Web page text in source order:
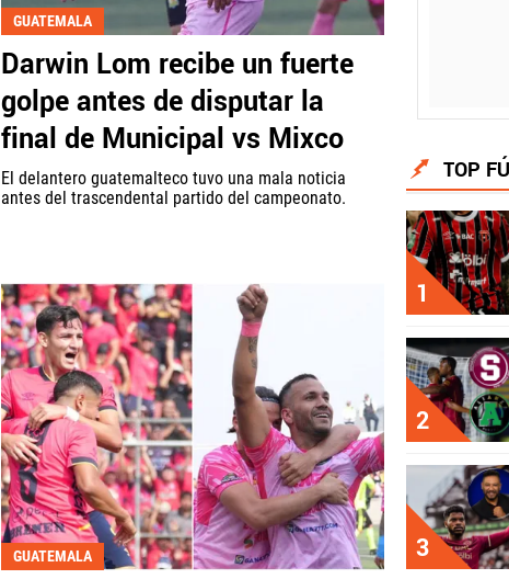
GUATEMALA
Darwin Lom recibe un fuerte
golpe antes de disputar la
final de Municipal vs Mixco
El delantero guatemalteco tuvo una mala noticia
antes del trascendental partido del campeonato.
GUATEMALA
TOP
1
2
3